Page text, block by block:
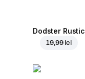
Dodster Rustic
19,99 lei